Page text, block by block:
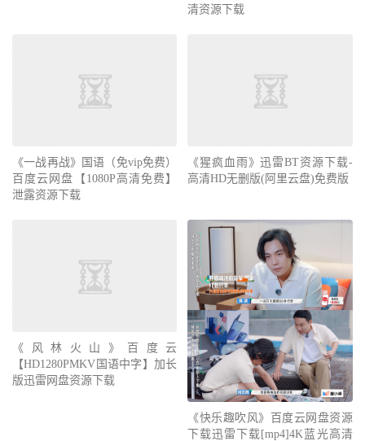
清资源下载
《一战再战》国语（免vip免费）
百度云网盘【1080P高清免费】
泄露资源下载
《猩疯血雨》迅雷BT资源下载-
高清HD无删版(阿里云盘)免费版
《风林火山》百度云
【HD1280PMKV国语中字】加长
版迅雷网盘资源下载
《快乐趣吹风》百度云网盘资源
下载迅雷下载[mp4]4K蓝光高清